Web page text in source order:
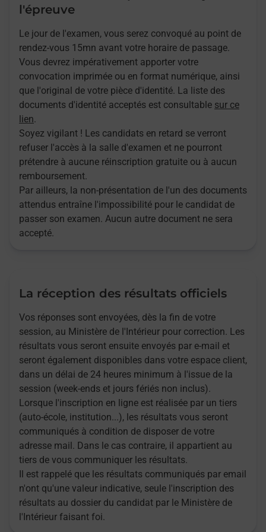
l'épreuve
Le jour de l'examen, vous serez convoqué au point de
rendez-vous 15mn avant votre horaire de passage.
Vous devrez impérativement apporter votre
convocation imprimée ou en format numérique, ainsi
que l'original de votre pièce d'identité. La liste des
documents d'identité acceptés est consultable sur ce
lien.
Soyez vigilant ! Les candidats en retard se verront
refuser l'accès à la salle d'examen et ne pourront
prétendre à aucune réinscription gratuite ou à aucun
remboursement.
Par ailleurs, la non-présentation de l'un des documents
attendus entraîne l'impossibilité pour le candidat de
passer son examen. Aucun autre document ne sera
accepté.
La réception des résultats officiels
Vos réponses sont envoyées, dès la fin de votre
session, au Ministère de l'Intérieur pour correction. Les
résultats vous seront ensuite envoyés par e-mail et
seront également disponibles dans votre espace client,
dans un délai de 24 heures minimum à l'issue de la
session (week-ends et jours fériés non inclus).
Lorsque l'inscription en ligne est réalisée par un tiers
(auto-école, institution...), les résultats vous seront
communiqués à condition de disposer de votre
adresse mail. Dans le cas contraire, il appartient au
tiers de vous communiquer les résultats.
Il est rappelé que les résultats communiqués par email
n'ont qu'une valeur indicative, seule l'inscription des
résultats au dossier du candidat par le Ministère de
l'Intérieur faisant foi.